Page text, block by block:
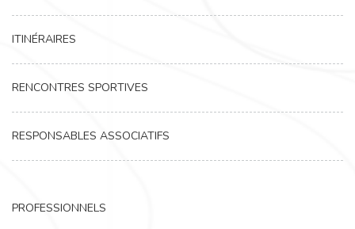
ITINÉRAIRES
RENCONTRES SPORTIVES
RESPONSABLES ASSOCIATIFS
PROFESSIONNELS